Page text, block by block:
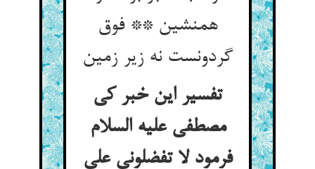
همنشین ** فوق
گردونست نه زیر زمین
تفسیر این خبر کی
مصطفی علیه السلام
فرمود لا تفضلونی علی